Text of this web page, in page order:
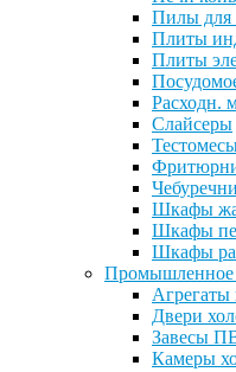
Пилы для
Плиты
Плиты
Расходн.
Слайсеры
Шкафы
Шкафы
Шкафы
Промышленное
Агрегаты
Двери
Завесы
Камеры